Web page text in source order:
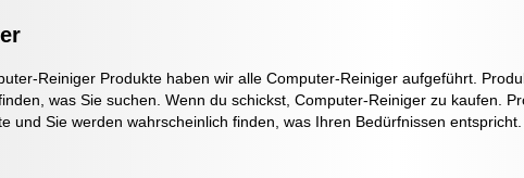
Reiniger Produkte haben wir alle Computer-Reiniger aufgeführt.
was Sie suchen. Wenn du schickst, Computer-Reiniger zu kaufen.
und Sie werden wahrscheinlich finden, was Ihren Bedürfnissen entspricht.